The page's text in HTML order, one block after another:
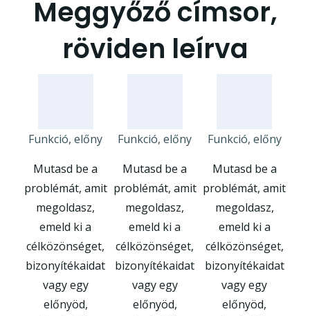
Meggyőző címsor,
röviden leírva
Funkció, előny
Mutasd be a
problémát, amit
megoldasz,
emeld ki a
célközönséget,
bizonyítékaidat
vagy egy
előnyöd,
Funkció, előny
Mutasd be a
problémát, amit
megoldasz,
emeld ki a
célközönséget,
bizonyítékaidat
vagy egy
előnyöd,
Funkció, előny
Mutasd be a
problémát, amit
megoldasz,
emeld ki a
célközönséget,
bizonyítékaidat
vagy egy
előnyöd,